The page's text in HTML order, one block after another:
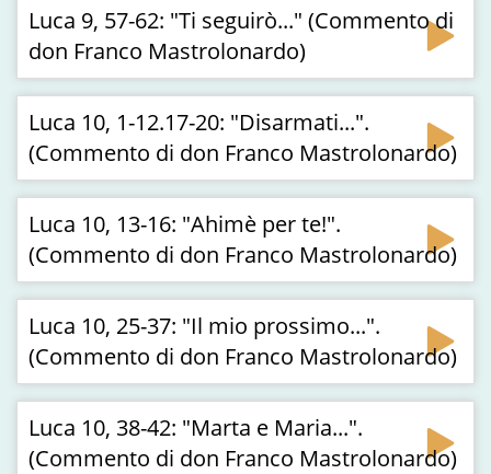
Luca 9, 57-62: "Ti seguirò..." (Commento di
don Franco Mastrolonardo)
Luca 10, 1-12.17-20: "Disarmati...".
(Commento di don Franco Mastrolonardo)
Luca 10, 13-16: "Ahimè per te!".
(Commento di don Franco Mastrolonardo)
Luca 10, 25-37: "Il mio prossimo...".
(Commento di don Franco Mastrolonardo)
Luca 10, 38-42: "Marta e Maria...".
(Commento di don Franco Mastrolonardo)